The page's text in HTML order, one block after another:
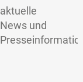
aktuelle
News und